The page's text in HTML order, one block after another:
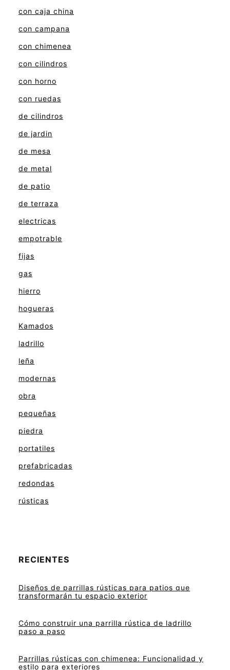
con caja china
con campana
con chimenea
con cilindros
con horno
con ruedas
de cilindros
de jardin
de mesa
de metal
de patio
de terraza
electricas
empotrable
fijas
gas
hierro
hogueras
Kamados
ladrillo
leña
modernas
obra
pequeñas
piedra
portatiles
prefabricadas
redondas
rústicas
RECIENTES
Diseños de parrillas rústicas para patios que
transformarán tu espacio exterior
Cómo construir una parrilla rústica de ladrillo
paso a paso
Parrillas rústicas con chimenea: Funcionalidad y
estilo para exteriores